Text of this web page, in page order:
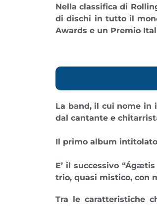
Nella classifica di
di dischi in tutto il
Awards e un Premio
La band, il cui nome in
dal cantante e
Il primo album intitolato
E’ il successivo
trio, quasi mistico, con
Tra le caratteristiche